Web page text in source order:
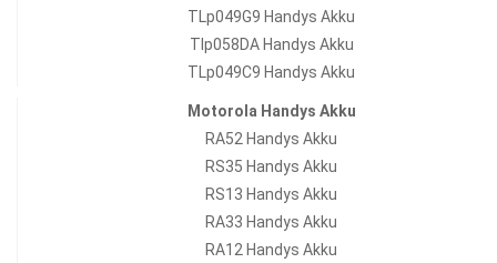
TLp049G9 Handys Akku
Tlp058DA Handys Akku
TLp049C9 Handys Akku
Motorola Handys Akku
RA52 Handys Akku
RS35 Handys Akku
RS13 Handys Akku
RA33 Handys Akku
RA12 Handys Akku